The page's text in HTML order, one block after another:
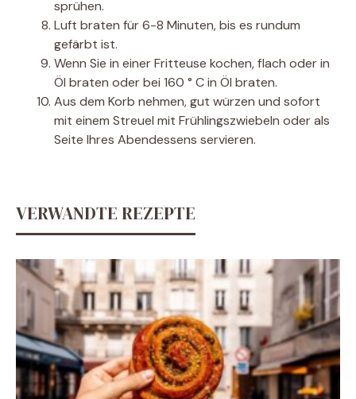
sprühen.
Luft braten für 6-8 Minuten, bis es rundum
gefärbt ist.
Wenn Sie in einer Fritteuse kochen, flach oder in
Öl braten oder bei 160 ° C in Öl braten.
Aus dem Korb nehmen, gut würzen und sofort
mit einem Streuel mit Frühlingszwiebeln oder als
Seite Ihres Abendessens servieren.
VERWANDTE REZEPTE